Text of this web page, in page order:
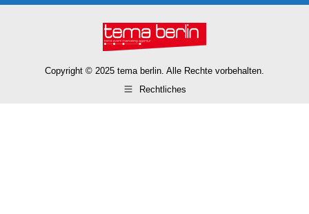
Copyright © 2025 tema berlin. Alle Rechte vorbehalten.
Rechtliches